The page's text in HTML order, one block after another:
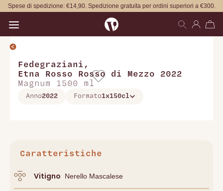
Spese di spedizione: €14,90. Spedizione gratuita per ordini superiori a €300.
Fedegraziani ,
Etna Rosso Rosso di Mezzo 2022
Magnum 1500 ml
Anno2022 Formato1x150cl
Caratteristiche
Vitigno Nerello Mascalese